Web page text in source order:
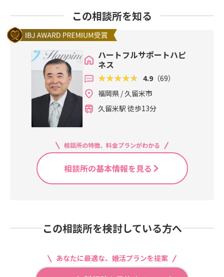
この相談所を知る
ハートフルサポートハピ
ネス
4.9 （69）
福岡県 / 久留米市
久留米駅 徒歩13分
相談所の特徴、料金プランがわかる
相談所の基本情報を見る
この相談所を検討している方へ
あなたに最適な、婚活プランを提案